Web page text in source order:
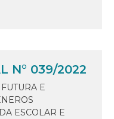
N° 039/2022
E
ESCOLAR E